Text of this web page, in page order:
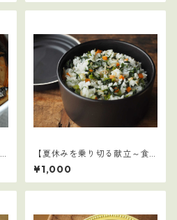
【夏休みを乗り切る献立～食
事摂取基準を満たす1日の食事
例～】
¥1,000